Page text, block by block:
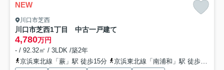
NEW
川口市芝西
川口市芝西1丁目 中古一戸建て
4,780万円
- / 92.32㎡ / 3LDK /築2年
京浜東北線「蕨」駅 徒歩15分
京浜東北線「南浦和」駅 徒歩29分